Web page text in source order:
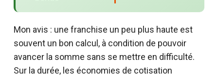
Mon avis : une franchise un peu plus haute est
souvent un bon calcul, à condition de pouvoir
avancer la somme sans se mettre en difficulté.
Sur la durée, les économies de cotisation